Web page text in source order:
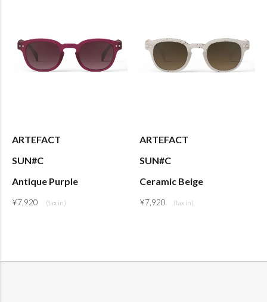
ARTEFACT
SUN#C
Antique Purple
¥7,920
ARTEFACT
SUN#C
Ceramic Beige
¥7,920